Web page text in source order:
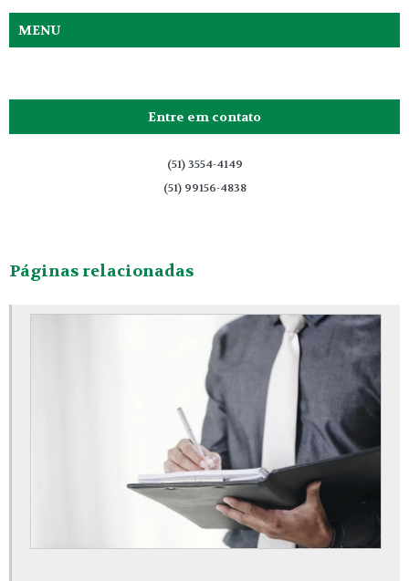
MENU
Entre em contato
(51) 3554-4149
(51) 99156-4838
Páginas relacionadas